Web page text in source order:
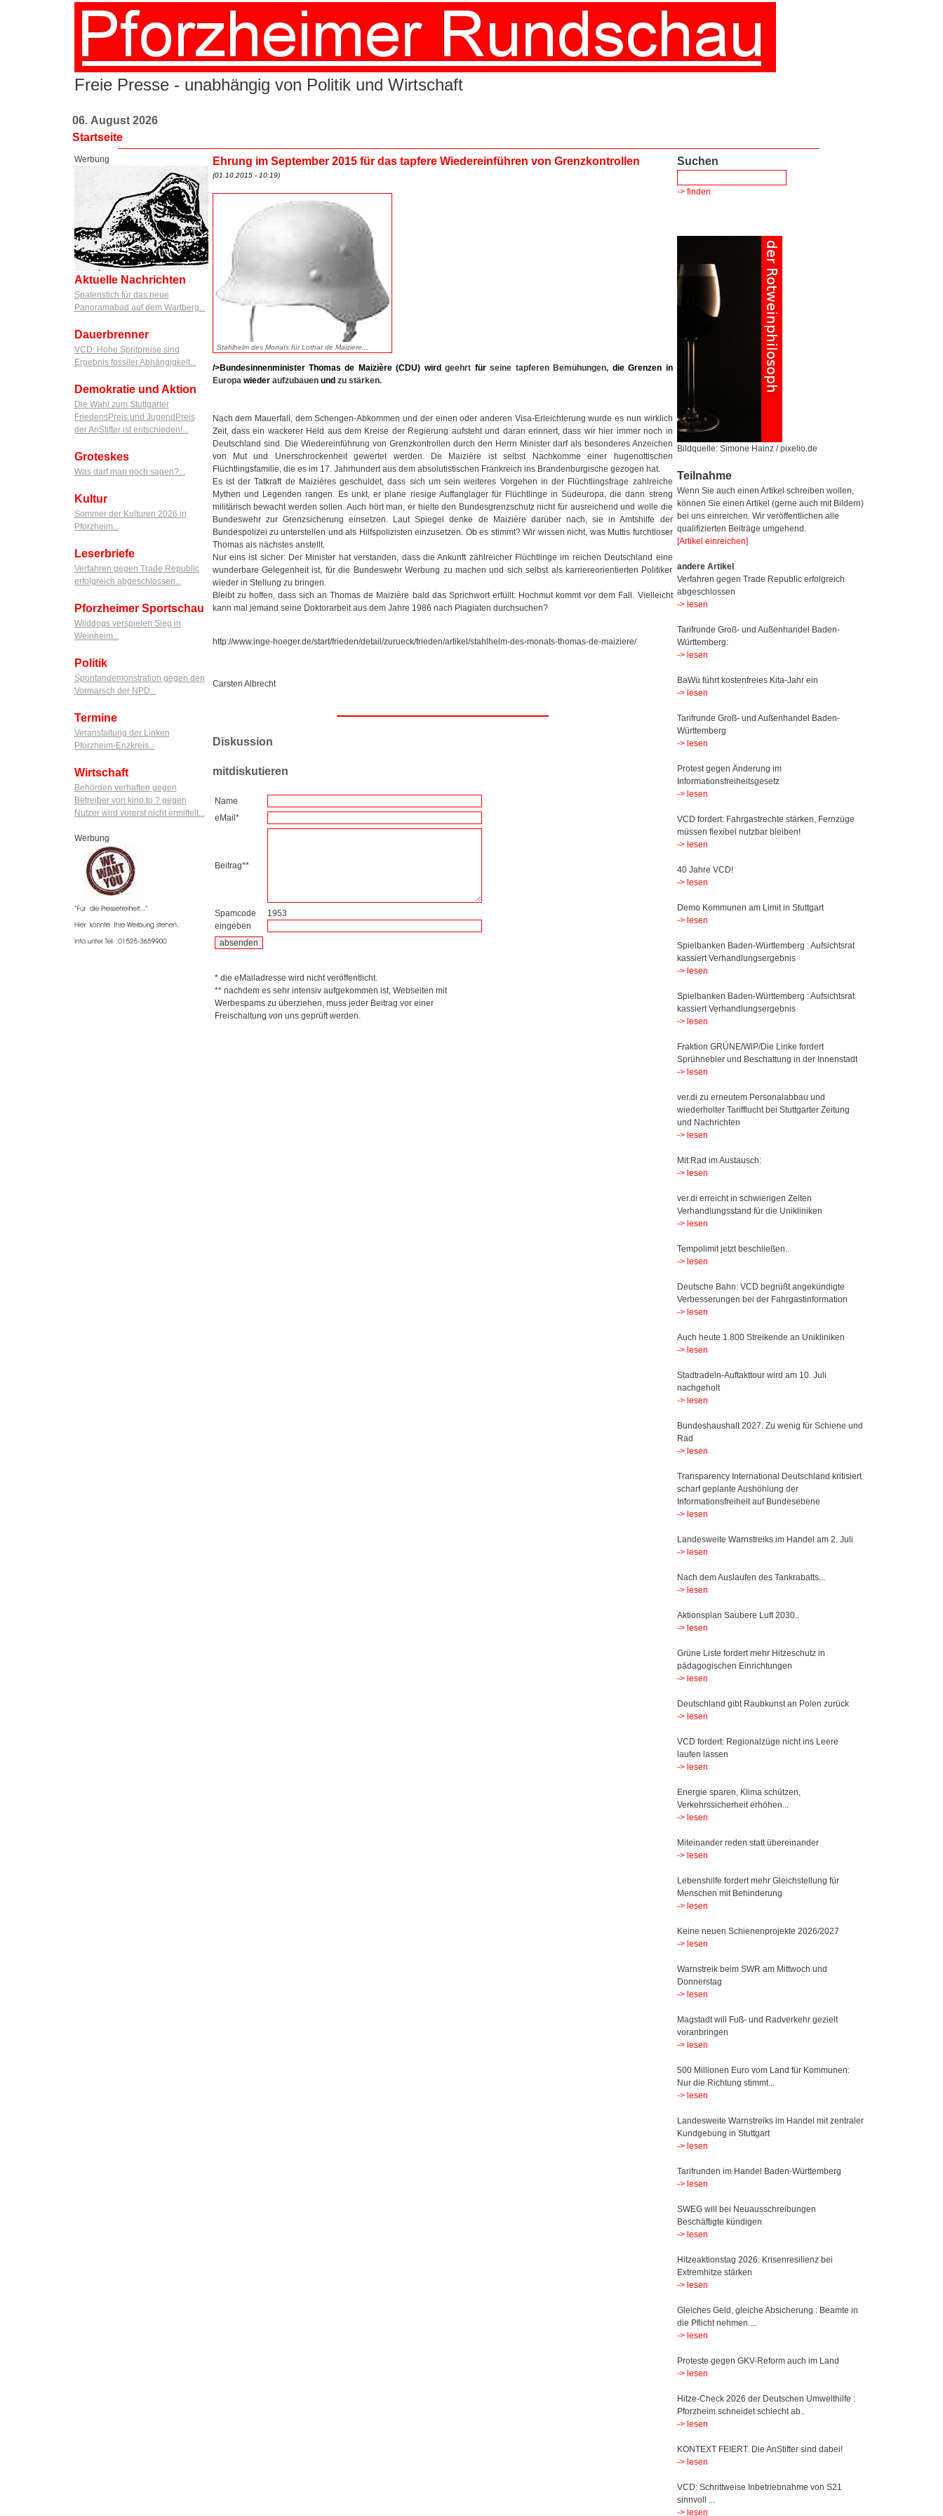
Freie Presse - unabhängig von Politik und Wirtschaft
06. August 2026
Startseite
Werbung
Aktuelle Nachrichten
Spatenstich für das neue
Panoramabad auf dem Wartberg...
Dauerbrenner
VCD: Hohe Spritpreise sind
Ergebnis fossiler Abhängigkeit...
Demokratie und Aktion
Die Wahl zum Stuttgarter
FriedensPreis und JugendPreis
der AnStifter ist entschieden!...
Groteskes
Was darf man noch sagen?...
Kultur
Sommer der Kulturen 2026 in
Pforzheim...
Leserbriefe
Verfahren gegen Trade Republic
erfolgreich abgeschlossen...
Pforzheimer Sportschau
Wilddogs verspielen Sieg in
Weinheim...
Politik
Spontandemonstration gegen den
Vormarsch der NPD...
Termine
Veranstaltung der Linken
Pforzheim-Enzkreis...
Wirtschaft
Behörden verhaften gegen
Betreiber von kino.to ? gegen
Nutzer wird vorerst nicht ermittelt...
Werbung
Ehrung im September 2015 für das tapfere Wiedereinführen von Grenzkontrollen
(01.10.2015 - 10:19)
Stahlhelm des Monats für Lothar de Maiziere,,,
/>Bundesinnenminister Thomas de Maizière (CDU) wird geehrt fürseine tapferen Bemühungen, die Grenzen in
Europa wiederaufzubauen und zu stärken.
Nach dem Mauerfall, dem Schengen-Abkommen und der einen oder anderen Visa-Erleichterung wurde es nun wirklich
Zeit, dass ein wackerer Held aus dem Kreise der Regierung aufsteht und daran erinnert, dass wir hier immer noch in
Deutschland sind. Die Wiedereinführung von Grenzkontrollen durch den Herrn Minister darf als besonderes Anzeichen
von Mut und Unerschrockenheit gewertet werden. De Maizière ist selbst Nachkomme einer hugenottischen
Flüchtlingsfamilie, die es im 17. Jahrhundert aus dem absolutistischen Frankreich ins Brandenburgische gezogen hat.
Es ist der Tatkraft de Maizières geschuldet, dass sich um sein weiteres Vorgehen in der Flüchtlingsfrage zahlreiche
Mythen und Legenden rangen. Es unkt, er plane riesige Auffanglager für Flüchtlinge in Südeuropa, die dann streng
militärisch bewacht werden sollen. Auch hört man, er hielte den Bundesgrenzschutz nicht für ausreichend und wolle die
Bundeswehr zur Grenzsicherung einsetzen. Laut Spiegel denke de Maizière darüber nach, sie in Amtshilfe der
Bundespolizei zu unterstellen und als Hilfspolizisten einzusetzen. Ob es stimmt? Wir wissen nicht, was Muttis furchtloser
Thomas als nächstes anstellt.
Nur eins ist sicher: Der Minister hat verstanden, dass die Ankunft zahlreicher Flüchtlinge im reichen Deutschland eine
wunderbare Gelegenheit ist, für die Bundeswehr Werbung zu machen und sich selbst als karriereorientierten Politiker
wieder in Stellung zu bringen.
Bleibt zu hoffen, dass sich an Thomas de Maizière bald das Sprichwort erfüllt: Hochmut kommt vor dem Fall. Vielleicht
kann mal jemand seine Doktorarbeit aus dem Jahre 1986 nach Plagiaten durchsuchen?
http://www.inge-hoeger.de/start/frieden/detail/zurueck/frieden/artikel/stahlhelm-des-monats-thomas-de-maiziere/
Carsten Albrecht
Diskussion
mitdiskutieren
Name
eMail*
Beitrag**
Spamcode
eingeben
1953
* die eMailadresse wird nicht veröffentlicht.
** nachdem es sehr intensiv aufgekommen ist, Webseiten mit
Werbespams zu überziehen, muss jeder Beitrag vor einer
Freischaltung von uns geprüft werden.
Suchen
-> finden
Bildquelle: Simone Hainz / pixelio.de
Teilnahme
Wenn Sie auch einen Artikel schreiben wollen,
können Sie einen Artikel (gerne auch mit Bildern)
bei uns einreichen. Wir veröffentlichen alle
qualifizierten Beiträge umgehend.
[Artikel einreichen]
andere Artikel
Verfahren gegen Trade Republic erfolgreich
abgeschlossen
-> lesen
Tarifrunde Groß- und Außenhandel Baden-
Württemberg:
-> lesen
BaWü führt kostenfreies Kita-Jahr ein
-> lesen
Tarifrunde Groß- und Außenhandel Baden-
Württemberg
-> lesen
Protest gegen Änderung im
Informationsfreiheitsgesetz
-> lesen
VCD fordert: Fahrgastrechte stärken, Fernzüge
müssen flexibel nutzbar bleiben!
-> lesen
40 Jahre VCD!
-> lesen
Demo Kommunen am Limit in Stuttgart
-> lesen
Spielbanken Baden-Württemberg : Aufsichtsrat
kassiert Verhandlungsergebnis
-> lesen
Spielbanken Baden-Württemberg : Aufsichtsrat
kassiert Verhandlungsergebnis
-> lesen
Fraktion GRÜNE/WiP/Die Linke fordert
Sprühnebler und Beschattung in der Innenstadt
-> lesen
ver.di zu erneutem Personalabbau und
wiederholter Tarifflucht bei Stuttgarter Zeitung
und Nachrichten
-> lesen
Mit:Rad im Austausch:
-> lesen
ver.di erreicht in schwierigen Zeiten
Verhandlungsstand für die Unikliniken
-> lesen
Tempolimit jetzt beschließen..
-> lesen
Deutsche Bahn: VCD begrüßt angekündigte
Verbesserungen bei der Fahrgastinformation
-> lesen
Auch heute 1.800 Streikende an Unikliniken
-> lesen
Stadtradeln-Auftakttour wird am 10. Juli
nachgeholt
-> lesen
Bundeshaushalt 2027: Zu wenig für Schiene und
Rad
-> lesen
Transparency International Deutschland kritisiert
scharf geplante Aushöhlung der
Informationsfreiheit auf Bundesebene
-> lesen
Landesweite Warnstreiks im Handel am 2. Juli
-> lesen
Nach dem Auslaufen des Tankrabatts...
-> lesen
Aktionsplan Saubere Luft 2030..
-> lesen
Grüne Liste fordert mehr Hitzeschutz in
pädagogischen Einrichtungen
-> lesen
Deutschland gibt Raubkunst an Polen zurück
-> lesen
VCD fordert: Regionalzüge nicht ins Leere
laufen lassen
-> lesen
Energie sparen, Klima schützen,
Verkehrssicherheit erhöhen...
-> lesen
Miteinander reden statt übereinander
-> lesen
Lebenshilfe fordert mehr Gleichstellung für
Menschen mit Behinderung
-> lesen
Keine neuen Schienenprojekte 2026/2027
-> lesen
Warnstreik beim SWR am Mittwoch und
Donnerstag
-> lesen
Magstadt will Fuß- und Radverkehr gezielt
voranbringen
-> lesen
500 Millionen Euro vom Land für Kommunen:
Nur die Richtung stimmt...
-> lesen
Landesweite Warnstreiks im Handel mit zentraler
Kundgebung in Stuttgart
-> lesen
Tarifrunden im Handel Baden-Württemberg
-> lesen
SWEG will bei Neuausschreibungen
Beschäftigte kündigen
-> lesen
Hitzeaktionstag 2026: Krisenresilienz bei
Extremhitze stärken
-> lesen
Gleiches Geld, gleiche Absicherung : Beamte in
die Pflicht nehmen....
-> lesen
Proteste gegen GKV-Reform auch im Land
-> lesen
Hitze-Check 2026 der Deutschen Umwelthilfe :
Pforzheim schneidet schlecht ab..
-> lesen
KONTEXT FEIERT. Die AnStifter sind dabei!
-> lesen
VCD: Schrittweise Inbetriebnahme von S21
sinnvoll ...
-> lesen